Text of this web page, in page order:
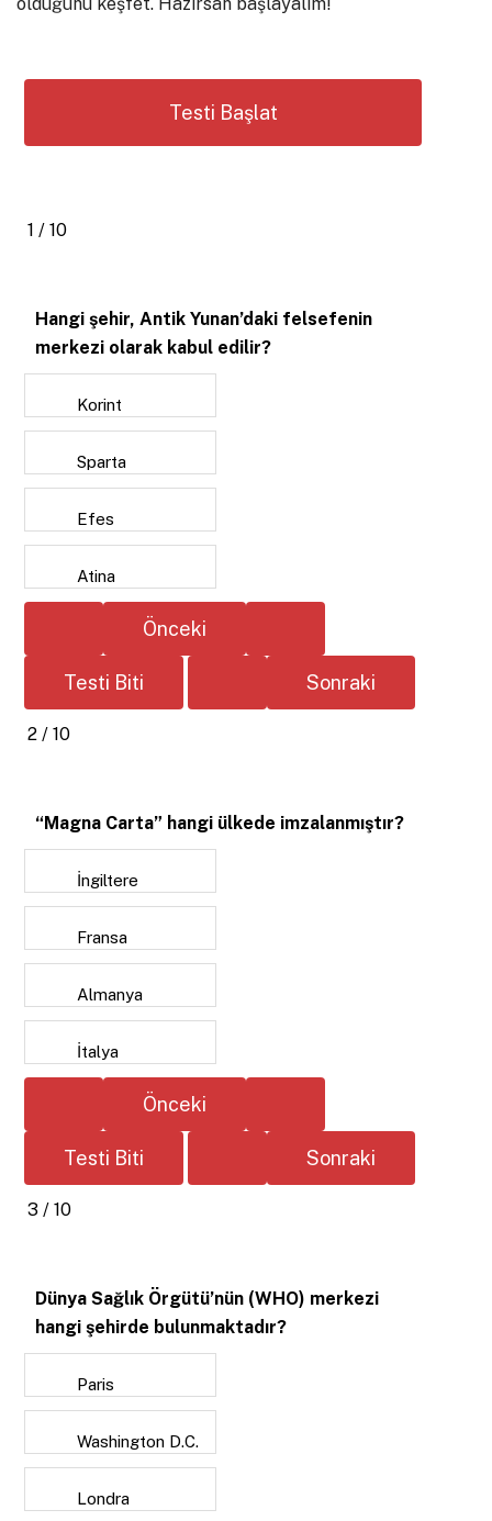
1 / 10
Hangi şehir, Antik Yunan’daki felsefenin
merkezi olarak kabul edilir?
Korint
Sparta
Efes
Atina
2 / 10
“Magna Carta” hangi ülkede imzalanmıştır?
İngiltere
Fransa
Almanya
İtalya
3 / 10
Dünya Sağlık Örgütü’nün (WHO) merkezi
hangi şehirde bulunmaktadır?
Paris
Washington D.C.
Londra